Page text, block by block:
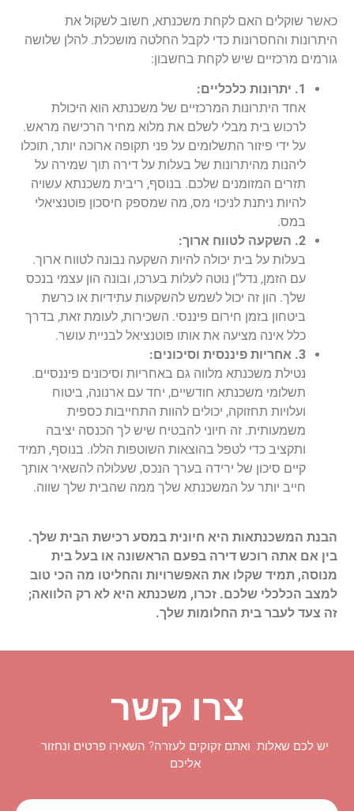
כאשר שוקלים האם לקחת משכנתא, חשוב לשקול את
היתרונות והחסרונות כדי לקבל החלטה מושכלת. להלן שלושה
גורמים מרכזיים שיש לקחת בחשבון:
1. יתרונות כלכליים:
אחד היתרונות המרכזיים של משכנתא הוא היכולת
לרכוש בית מבלי לשלם את מלוא מחיר הרכישה מראש.
על ידי פיזור התשלומים על פני תקופה ארוכה יותר, תוכלו
ליהנות מהיתרונות של בעלות על דירה תוך שמירה על
תזרים המזומנים שלכם. בנוסף, ריבית משכנתא עשויה
להיות ניתנת לניכוי מס, מה שמספק חיסכון פוטנציאלי
במס.
2. השקעה לטווח ארוך:
בעלות על בית יכולה להיות השקעה נבונה לטווח ארוך.
עם הזמן, נדל"ן נוטה לעלות בערכו, ובונה הון עצמי בנכס
שלך. הון זה יכול לשמש להשקעות עתידיות או כרשת
ביטחון בזמן חירום פיננסי. השכירות, לעומת זאת, בדרך
כלל אינה מציעה את אותו פוטנציאל לבניית עושר.
3. אחריות פיננסית וסיכונים:
נטילת משכנתא מלווה גם באחריות וסיכונים פיננסיים.
תשלומי משכנתא חודשיים, יחד עם ארנונה, ביטוח
ועלויות תחזוקה, יכולים להוות התחייבות כספית
משמעותית. זה חיוני להבטיח שיש לך הכנסה יציבה
ותקציב כדי לטפל בהוצאות השוטפות הללו. בנוסף, תמיד
קיים סיכון של ירידה בערך הנכס, שעלולה להשאיר אותך
חייב יותר על המשכנתא שלך ממה שהבית שלך שווה.
הבנת המשכנתאות היא חיונית במסע רכישת הבית שלך.
בין אם אתה רוכש דירה בפעם הראשונה או בעל בית
מנוסה, תמיד שקלו את האפשרויות והחליטו מה הכי טוב
למצב הכלכלי שלכם. זכרו, משכנתא היא לא רק הלוואה;
זה צעד לעבר בית החלומות שלך.
צרו קשר
יש לכם שאלות ואתם זקוקים לעזרה? השאירו פרטים ונחזור
אליכם